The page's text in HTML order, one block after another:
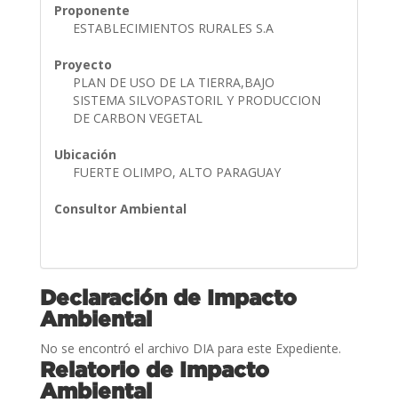
Proponente
ESTABLECIMIENTOS RURALES S.A
Proyecto
PLAN DE USO DE LA TIERRA,BAJO
SISTEMA SILVOPASTORIL Y PRODUCCION
DE CARBON VEGETAL
Ubicación
FUERTE OLIMPO, ALTO PARAGUAY
Consultor Ambiental
Declaración de Impacto
Ambiental
No se encontró el archivo DIA para este Expediente.
Relatorio de Impacto
Ambiental